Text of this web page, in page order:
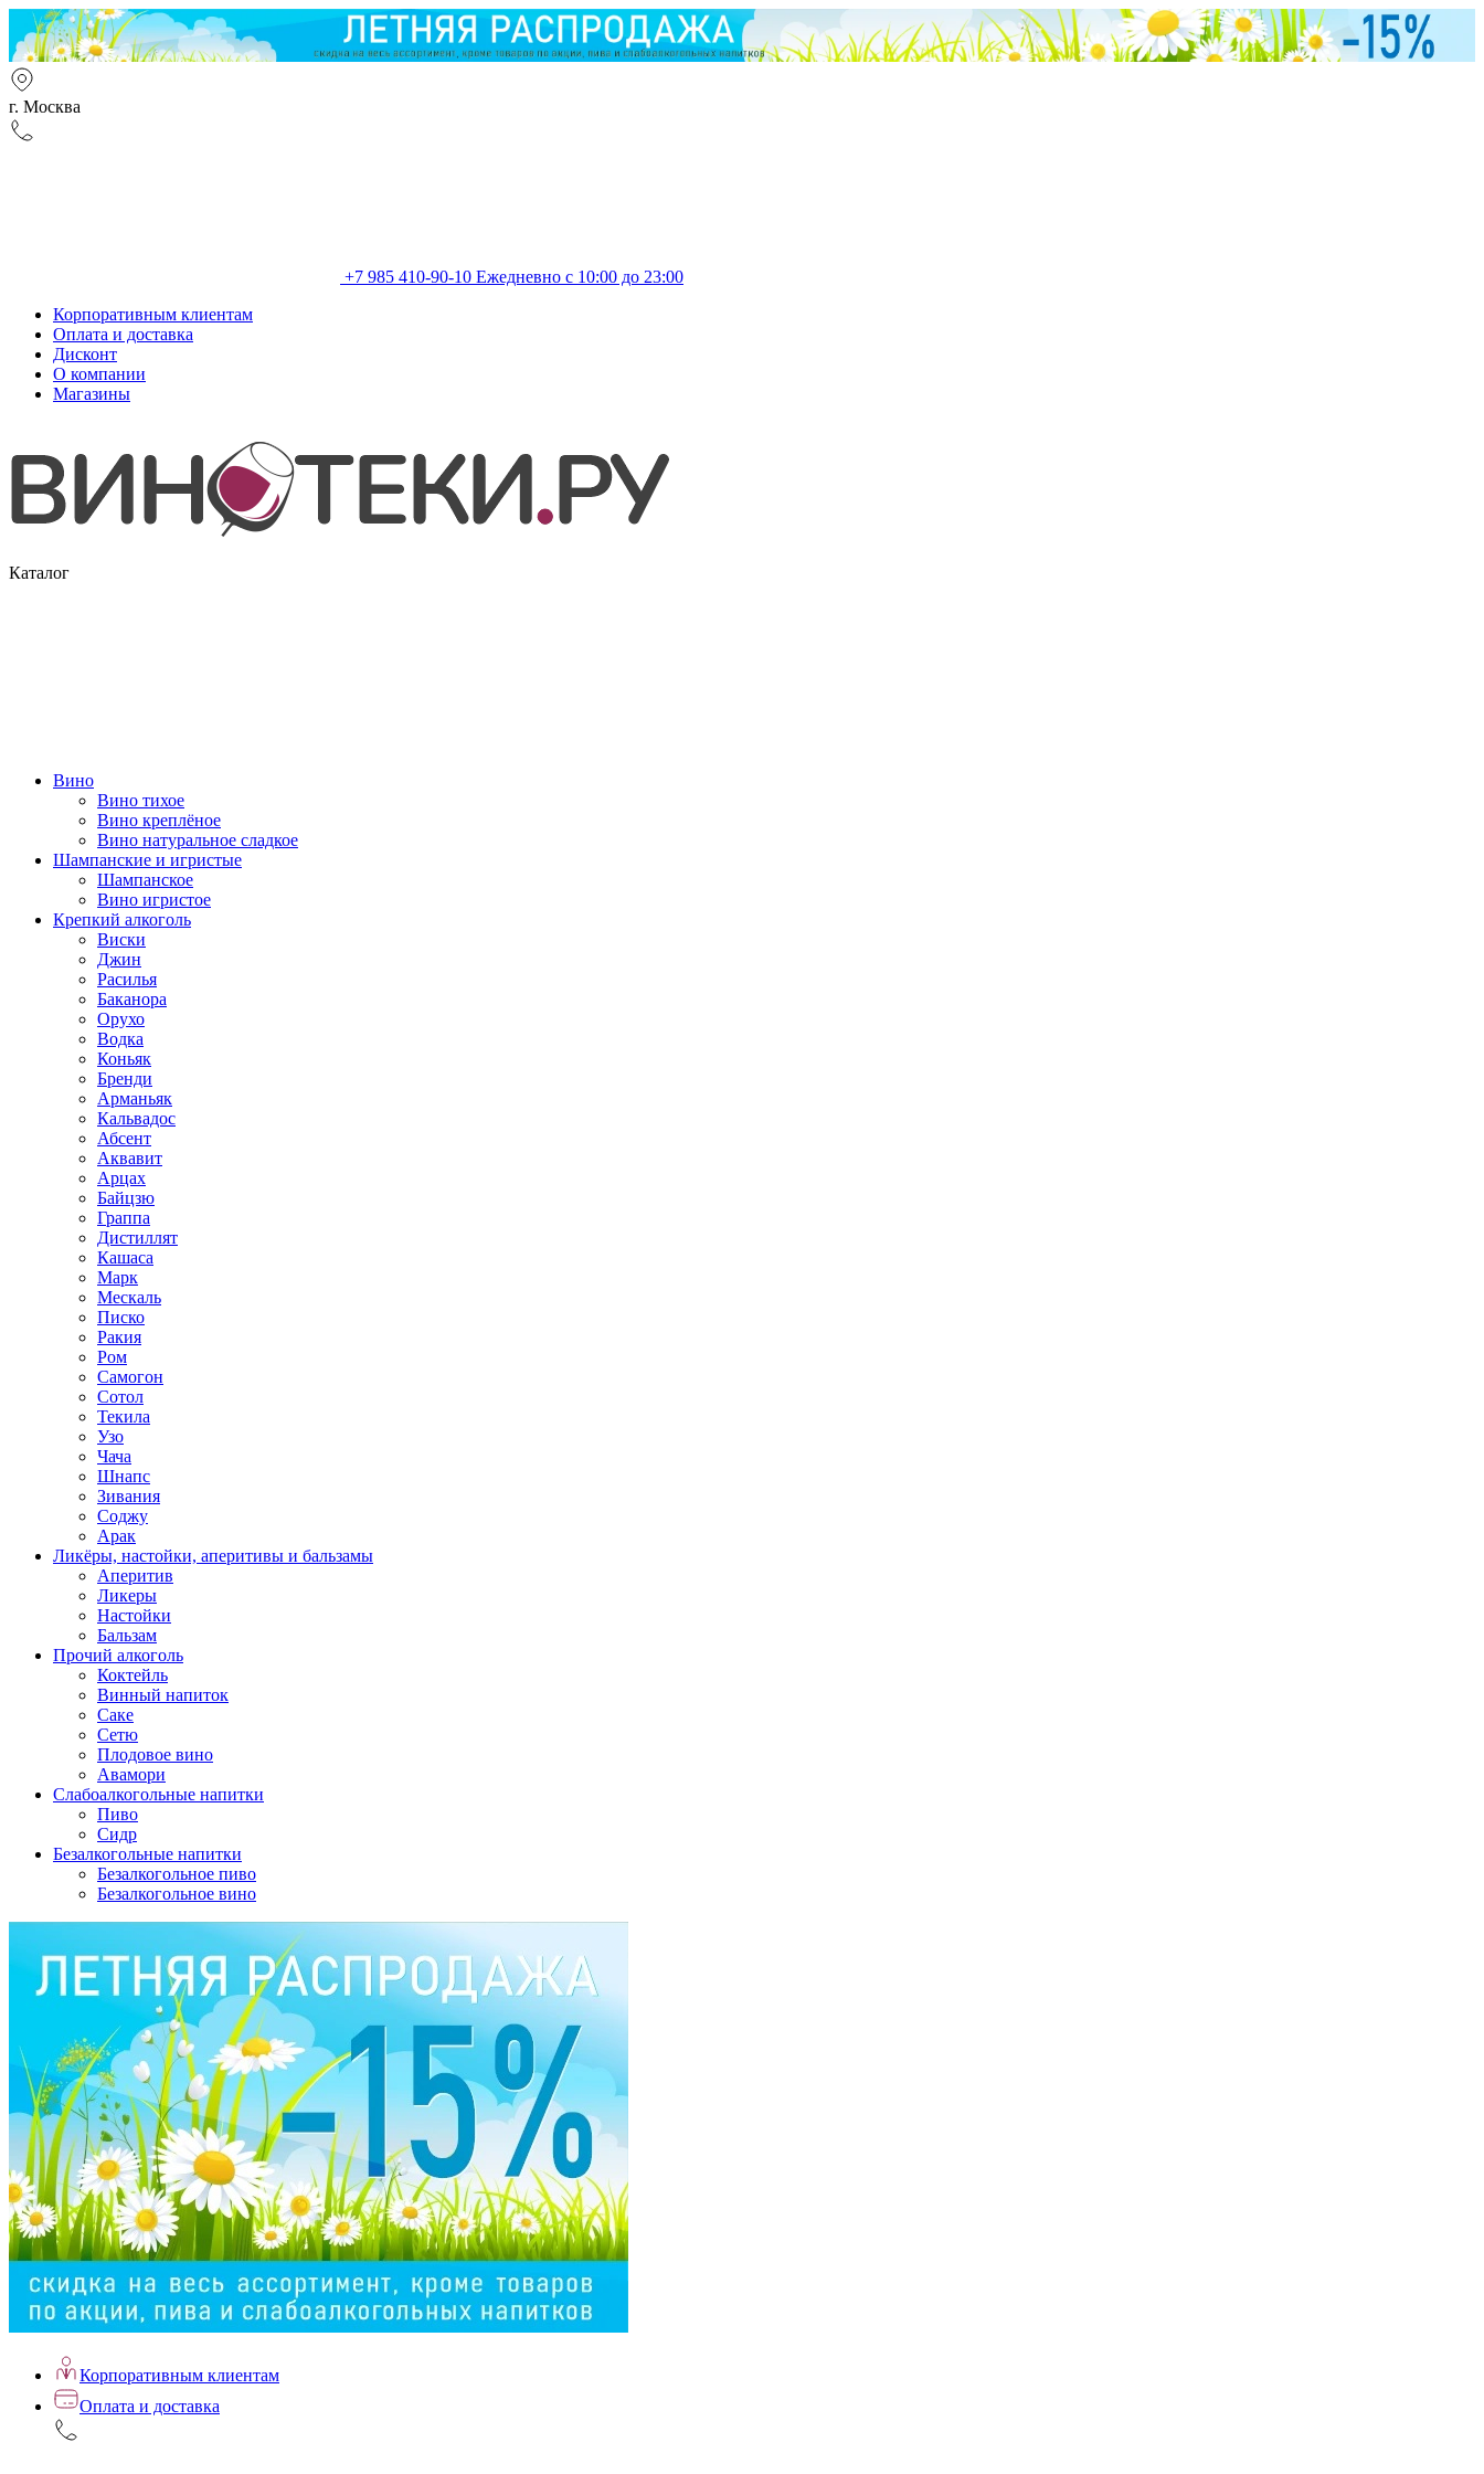
г. Москва
+7 985 410-90-10 Ежедневно с 10:00 до 23:00
Корпоративным клиентам
Оплата и доставка
Дисконт
О компании
Магазины
Каталог
Вино
Вино тихое
Вино креплёное
Вино натуральное сладкое
Шампанские и игристые
Шампанское
Вино игристое
Крепкий алкоголь
Виски
Джин
Расилья
Баканора
Орухо
Водка
Коньяк
Бренди
Арманьяк
Кальвадос
Абсент
Аквавит
Арцах
Байцзю
Граппа
Дистиллят
Кашаса
Марк
Мескаль
Писко
Ракия
Ром
Самогон
Сотол
Текила
Узо
Чача
Шнапс
Зивания
Соджу
Арак
Ликёры, настойки, аперитивы и бальзамы
Аперитив
Ликеры
Настойки
Бальзам
Прочий алкоголь
Коктейль
Винный напиток
Саке
Сетю
Плодовое вино
Авамори
Слабоалкогольные напитки
Пиво
Сидр
Безалкогольные напитки
Безалкогольное пиво
Безалкогольное вино
Корпоративным клиентам
Оплата и доставка